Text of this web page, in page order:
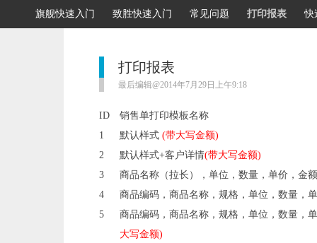
旗舰快速入门 致胜快速入门 常见问题 打印报表 快
打印报表
最后编辑@2014年7月29日上午9:18
ID
销售单打印模板名称
1
默认样式 (带大写金额)
2
默认样式+客户详情(带大写金额)
3
商品名称（拉长），单位，数量，单价，金
4
商品编码，商品名称，规格，单位，数量，
5
商品编码，商品名称，规格，单位，数量，
大写金额)